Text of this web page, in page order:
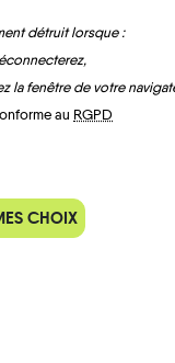
détruit lorsque :
la fenêtre de votre
au RGPD
CHOIX